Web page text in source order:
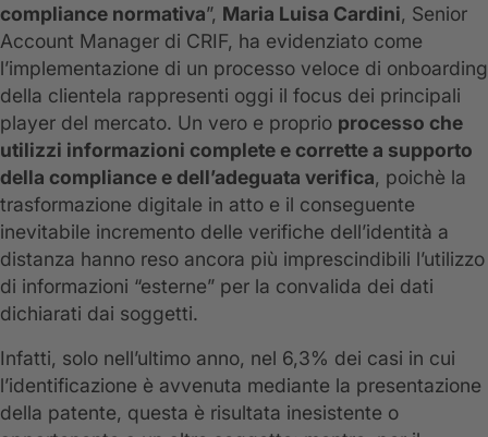
compliance normativa”, Maria Luisa Cardini, Senior
Account Manager di CRIF, ha evidenziato come
l’implementazione di un processo veloce di onboarding
della clientela rappresenti oggi il focus dei principali
player del mercato. Un vero e proprio processo che
utilizzi informazioni complete e corrette a supporto
della compliance e dell’adeguata verifica, poichè la
trasformazione digitale in atto e il conseguente
inevitabile incremento delle verifiche dell’identità a
distanza hanno reso ancora più imprescindibili l’utilizzo
di informazioni “esterne” per la convalida dei dati
dichiarati dai soggetti.
Infatti, solo nell’ultimo anno, nel 6,3% dei casi in cui
l’identificazione è avvenuta mediante la presentazione
della patente, questa è risultata inesistente o